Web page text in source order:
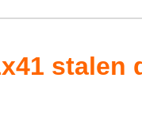
stalen